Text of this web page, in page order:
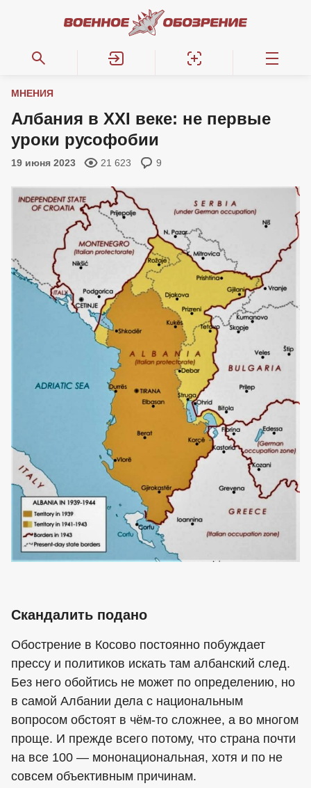
МНЕНИЯ
Албания в XXI веке: не первые
уроки русофобии
19 июня 2023 21 623 9
Скандалить подано
Обострение в Косово постоянно побуждает
прессу и политиков искать там албанский след.
Без него обойтись не может по определению, но
в самой Албании дела с национальным
вопросом обстоят в чём-то сложнее, а во многом
проще. И прежде всего потому, что страна почти
на все 100 — мононациональная, хотя и по не
совсем объективным причинам.